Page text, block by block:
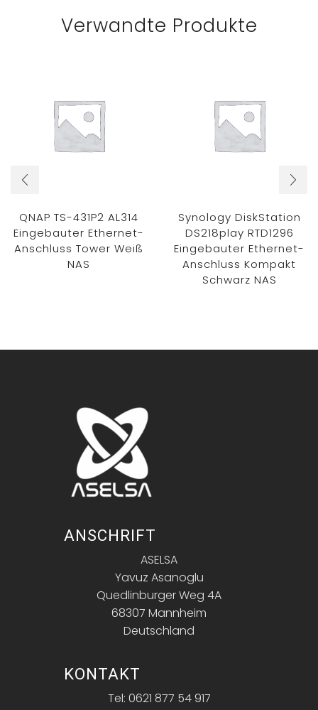
Verwandte Produkte
QNAP TS-431P2 AL314
Eingebauter Ethernet-
Anschluss Tower Weiß
NAS
Synology DiskStation
DS218play RTD1296
Eingebauter Ethernet-
Anschluss Kompakt
Schwarz NAS
ANSCHRIFT
ASELSA
Yavuz Asanoglu
Quedlinburger Weg 4A
68307 Mannheim
Deutschland
KONTAKT
Tel: 0621 877 54 917